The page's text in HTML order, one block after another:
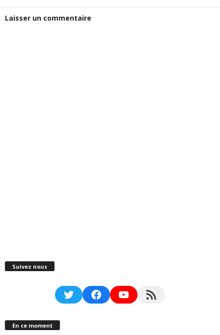
Laisser un commentaire
Suivez nous
TwitterFacebookYouTubeRSS Feed
En ce moment